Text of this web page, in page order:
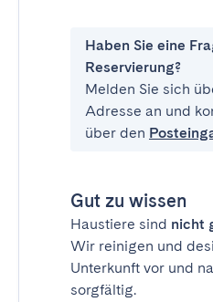
Haben Sie eine
Reservierung?
Melden Sie sich
Adresse an und
über den
Gut zu wissen
Haustiere sind nicht
Wir reinigen und
Unterkunft vor und
sorgfältig.